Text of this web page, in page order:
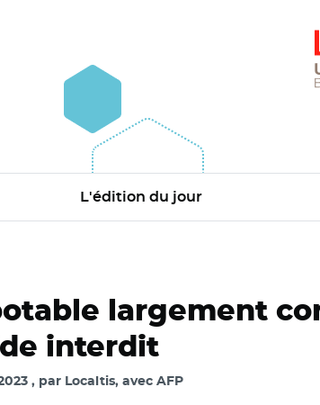
L'édition du jour
largement
interdit
par Localtis, avec AFP